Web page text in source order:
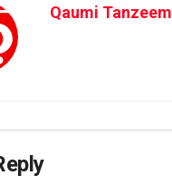
Qaumi Tanzeem